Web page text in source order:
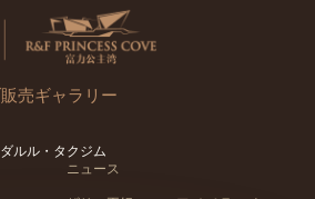
売ギャラリー
ルル・タクジム
ニュース